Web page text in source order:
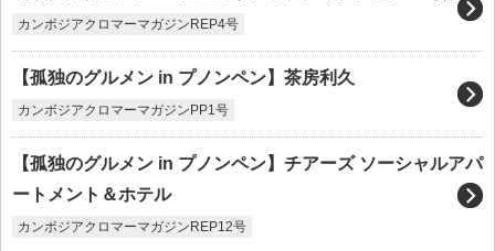
カンボジアクロマーマガジンREP4号
【孤独のグルメン in プノンペン】茶房利久
カンボジアクロマーマガジンPP1号
【孤独のグルメン in プノンペン】チアーズ ソーシャルアパ
ートメント＆ホテル
カンボジアクロマーマガジンREP12号